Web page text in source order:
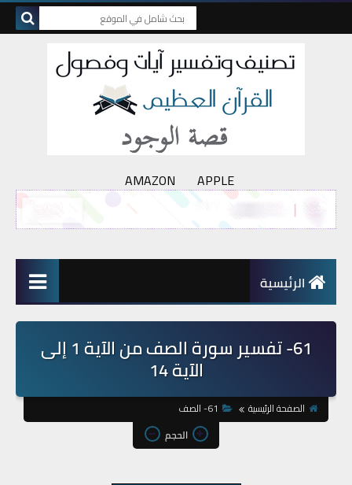
AMAZON APPLE
الرئيسية
61- تفسير سورة الصف من الآية 1 إلى
الآية 14
الصفحة الرئيسية
61- الصف
الحجم